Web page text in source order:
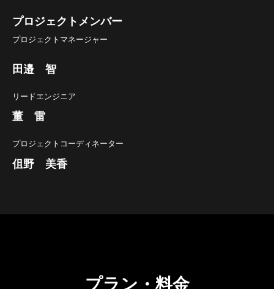
プロジェクトメンバー
プロジェクトマネージャー
田邉 智
リードエンジニア
董 雷
プロジェクトコーディネーター
伹野 美香
プラン・料金